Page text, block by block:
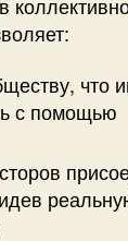
что
с помощью